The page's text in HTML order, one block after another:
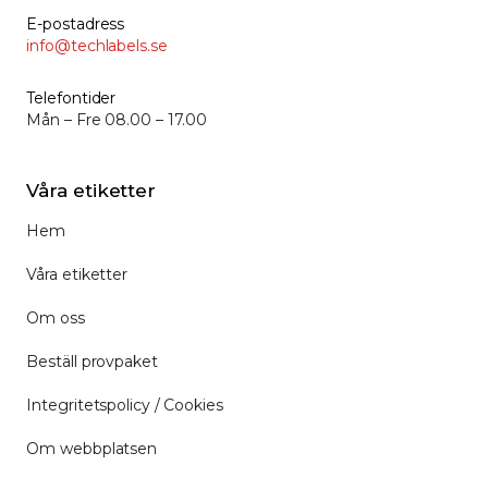
E-postadress
info@techlabels.se
Telefontider
Mån – Fre 08.00 – 17.00
Våra etiketter
Hem
Våra etiketter
Om oss
Beställ provpaket
Integritetspolicy / Cookies
Om webbplatsen